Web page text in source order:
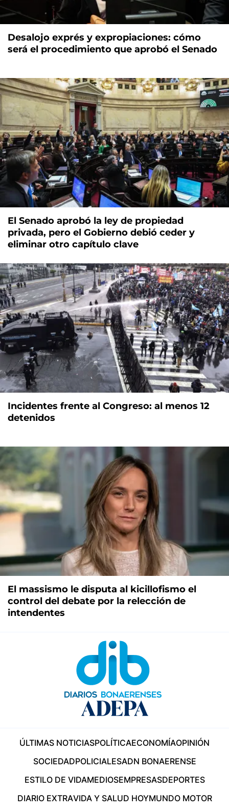
Desalojo exprés y expropiaciones: cómo
será el procedimiento que aprobó el Senado
El Senado aprobó la ley de propiedad
privada, pero el Gobierno debió ceder y
eliminar otro capítulo clave
Incidentes frente al Congreso: al menos 12
detenidos
El massismo le disputa al kicillofismo el
control del debate por la relección de
intendentes
ÚLTIMAS NOTICIASPOLÍTICAECONOMÍAOPINIÓN
SOCIEDADPOLICIALESADN BONAERENSE
ESTILO DE VIDAMEDIOSEMPRESASDEPORTES
DIARIO EXTRAVIDA Y SALUD HOYMUNDO MOTOR